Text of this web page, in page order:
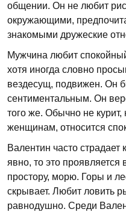
общении. Он не любит
окружающими,
знакомыми дружеские
Мужчина любит
хотя иногда словно
вездесущ, подвижен. Он
сентиментальным. Он
того же. Обычно не
женщинам, относится
Валентин часто
явно, то это проявляется
простору, морю. Горы и
скрывает. Любит ловить
равнодушно. Среди